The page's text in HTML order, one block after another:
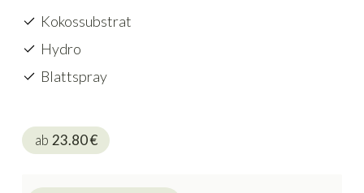
Kokossubstrat
Hydro
Blattspray
ab 23.80€